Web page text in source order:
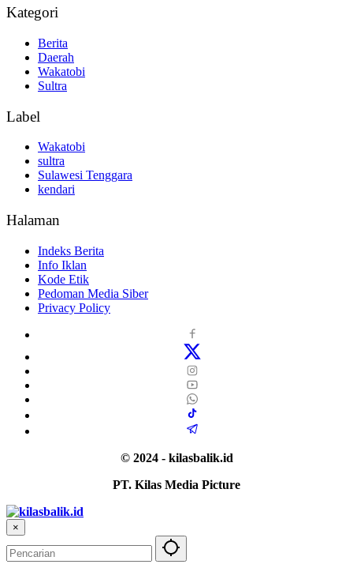
Kategori
Berita
Daerah
Wakatobi
Sultra
Label
Wakatobi
sultra
Sulawesi Tenggara
kendari
Halaman
Indeks Berita
Info Iklan
Kode Etik
Pedoman Media Siber
Privacy Policy
© 2024 - kilasbalik.id
PT. Kilas Media Picture
×